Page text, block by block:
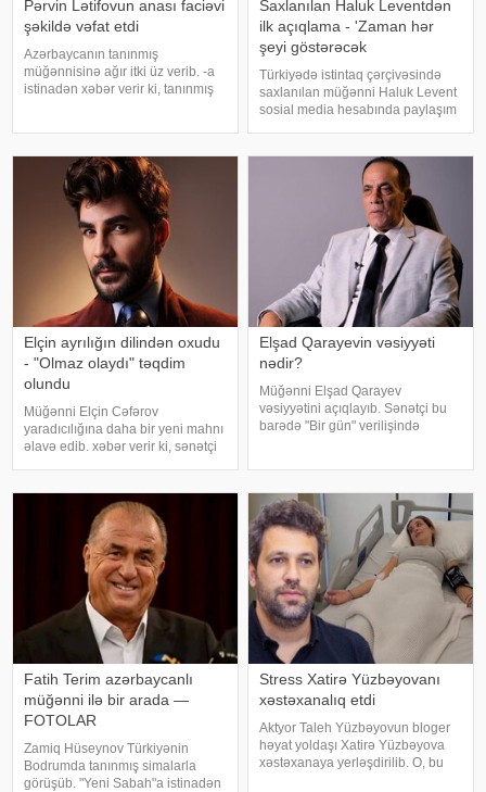
Pərvin Lətifovun anası faciəvi
şəkildə vəfat etdi
Azərbaycanın tanınmış
müğənnisinə ağır itki üz verib. -a
istinadən xəbər verir ki, tanınmış
məxsus bağ sahəsində çalışarkən
əlinə bata
Saxlanılan Haluk Leventdən
ilk açıqlama - 'Zaman hər
şeyi göstərəcək
Türkiyədə istintaq çərçivəsində
saxlanılan müğənni Haluk Levent
sosial media hesabında paylaşım
mətbuatına istinadən xəbər verir
ki, Levent şəxsi həyatı ilə Ahba
Elçin ayrılığın dilindən oxudu
- "Olmaz olaydı" təqdim
olundu
Müğənni Elçin Cəfərov
yaradıcılığına daha bir yeni mahnı
əlavə edib. xəbər verir ki, sənətçi
verib. . Bəstənin sözləri Rafael
Şabanova, musiqisi is
Elşad Qarayevin vəsiyyəti
nədir?
Müğənni Elşad Qarayev
vəsiyyətini açıqlayıb. Sənətçi bu
barədə "Bir gün" verilişində
köçəcəyik. Amma köçməyin d
Fatih Terim azərbaycanlı
müğənni ilə bir arada —
FOTOLAR
Zamiq Hüseynov Türkiyənin
Bodrumda tanınmış simalarla
görüşüb. "Yeni Sabah"a istinadən
Stress Xatirə Yüzbəyovanı
xəstəxanalıq etdi
Aktyor Taleh Yüzbəyovun bloger
həyat yoldaşı Xatirə Yüzbəyova
xəstəxanaya yerləşdirilib. O, bu